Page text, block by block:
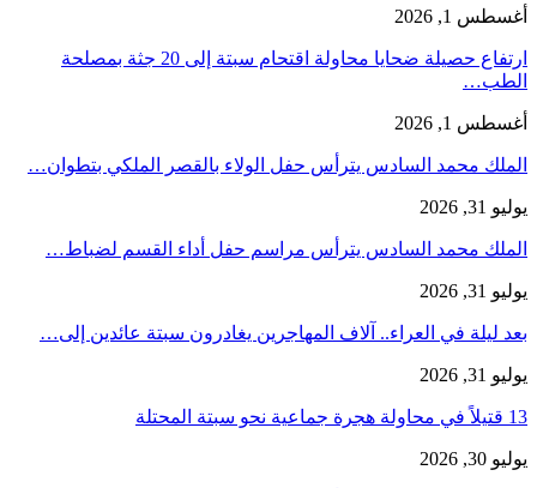
أغسطس 1, 2026
ارتفاع حصيلة ضحايا محاولة اقتحام سبتة إلى 20 جثة بمصلحة
الطب…
أغسطس 1, 2026
الملك محمد السادس يترأس حفل الولاء بالقصر الملكي بتطوان…
يوليو 31, 2026
الملك محمد السادس يترأس مراسم حفل أداء القسم لضباط…
يوليو 31, 2026
بعد ليلة في العراء.. آلاف المهاجرين يغادرون سبتة عائدين إلى…
يوليو 31, 2026
13 قتيلاً في محاولة هجرة جماعية نحو سبتة المحتلة
يوليو 30, 2026